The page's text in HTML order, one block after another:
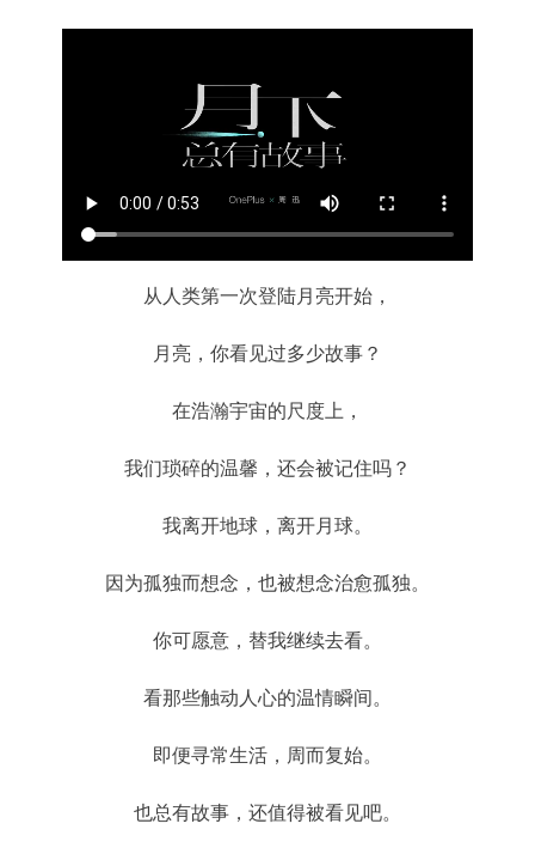
从人类第一次登陆月亮开始，
月亮，你看见过多少故事？
在浩瀚宇宙的尺度上，
我们琐碎的温馨，还会被记住吗？
我离开地球，离开月球。
因为孤独而想念，也被想念治愈孤独。
你可愿意，替我继续去看。
看那些触动人心的温情瞬间。
即便寻常生活，周而复始。
也总有故事，还值得被看见吧。